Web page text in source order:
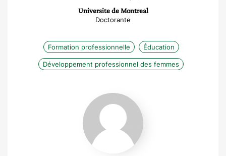
Universite de Montreal
Doctorante
Formation professionnelle Éducation
Développement professionnel des femmes
Hedia
Mhiri
Sellami